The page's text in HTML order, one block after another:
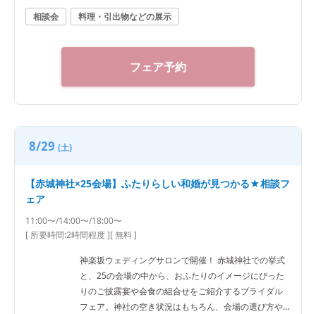
予算など、ご希望に合わせた“和”の結婚式をご提案いた
します。神社結婚式のプロに何でもご相談下さい！ ◆
0～20：00（火曜定休） 【アクセス】 JR線「飯田橋
駅」西口徒歩3分／東京メトロ東西線・有楽町線・南北
相談会 料理・引出物などの展示
フェア予約
8/29 (土)
【赤城神社×25会場】ふたりらしい和婚が見つかる★相談フ
ェア
11:00〜/14:00〜/18:00〜
[ 所要時間:2時間程度][ 無料 ]
神楽坂ウェディングサロンで開催！ 赤城神社での挙式
と、25の会場の中から、おふたりのイメージにぴった
りのご披露宴や会食の組合せをご紹介するブライダル
フェア。神社の空き状況はもちろん、会場の選び方や